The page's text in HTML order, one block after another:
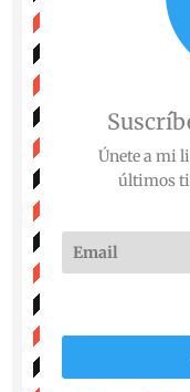
Únete a mi
últimos